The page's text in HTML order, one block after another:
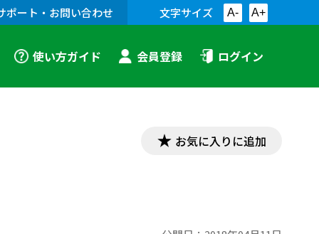
ポート・お問い合わせ 文字サイズ A- A+
使い方ガイド 会員登録 ログイン
お気に入りに追加